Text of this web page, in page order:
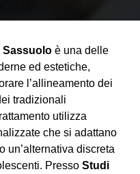
Sassuolo è una delle
ed estetiche,
l’allineamento dei
tradizionali
utilizza
che si adattano
un’alternativa discreta
Presso Studi